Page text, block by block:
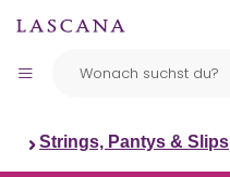
Strings, Pantys & Slips